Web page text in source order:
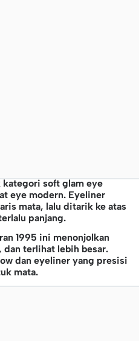
kategori soft glam eye
eye modern. Eyeliner
mata, lalu ditarik ke atas
panjang.
1995 ini menonjolkan
dan terlihat lebih besar.
dan eyeliner yang presisi
mata.